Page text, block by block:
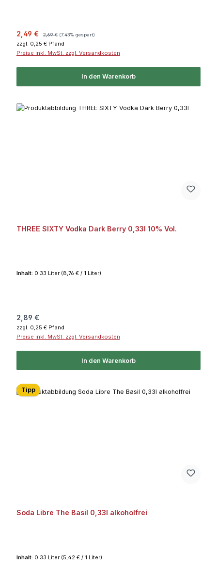
Verkaufspreis:
2,49 € 2,69 € (7.43% gespart)
zzgl. 0,25 € Pfand
Preise inkl. MwSt. zzgl. Versandkosten
In den Warenkorb
THREE SIXTY Vodka Dark Berry 0,33l 10% Vol.
Inhalt: 0.33 Liter (8,76 € / 1 Liter)
Regulärer Preis:
2,89 €
zzgl. 0,25 € Pfand
Preise inkl. MwSt. zzgl. Versandkosten
In den Warenkorb
Tipp
Soda Libre The Basil 0,33l alkoholfrei
Inhalt: 0.33 Liter (5,42 € / 1 Liter)